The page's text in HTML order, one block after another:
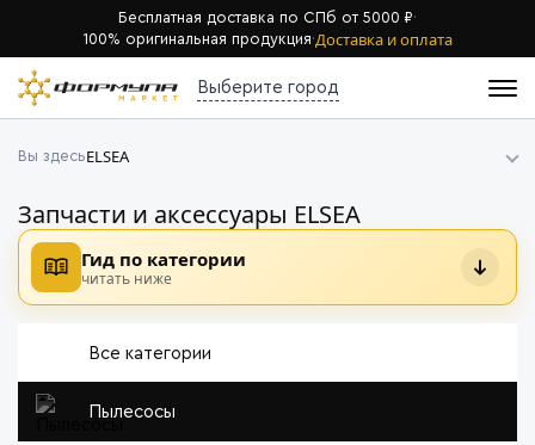
Бесплатная доставка по СПб от 5000 ₽·
100% оригинальная продукция·Доставка и оплата
Выберите город
Вы здесьELSEA
Запчасти и аксессуары ELSEA
Гид по категории
читать ниже
Все категории
Пылесосы